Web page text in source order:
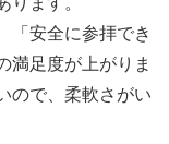
「安全に参拝でき
満足度が上がりま
ので、柔軟さがい